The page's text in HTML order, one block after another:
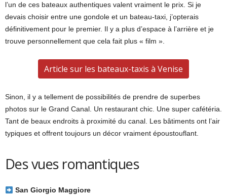
l’un de ces bateaux authentiques valent vraiment le prix. Si je
devais choisir entre une gondole et un bateau-taxi, j’opterais
définitivement pour le premier. Il y a plus d’espace à l’arrière et je
trouve personnellement que cela fait plus « film ».
Article sur les bateaux-taxis à Venise
Sinon, il y a tellement de possibilités de prendre de superbes
photos sur le Grand Canal. Un restaurant chic. Une super cafétéria.
Tant de beaux endroits à proximité du canal. Les bâtiments ont l’air
typiques et offrent toujours un décor vraiment époustouflant.
Des vues romantiques
San Giorgio Maggiore